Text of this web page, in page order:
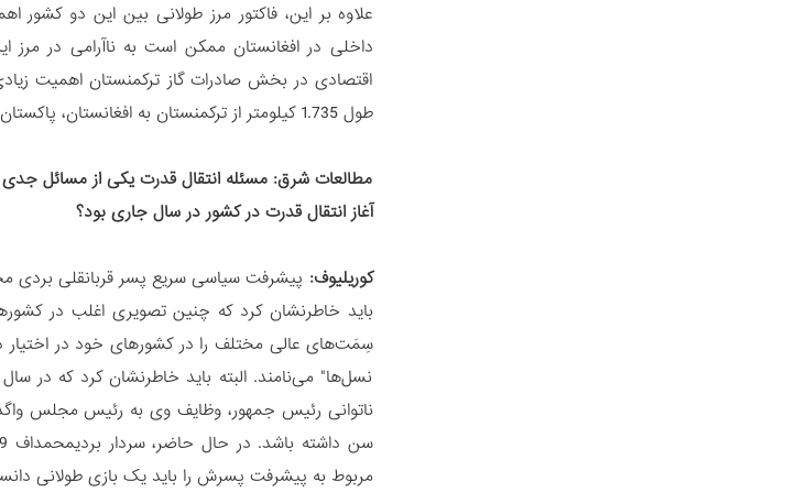
علاوه بر این، فاکتور مرز طولانی بین این دو کشور
داخلی در افغانستان ممکن است به ناآرامی در مرز
اقتصادی در بخش صادرات گاز ترکمنستان اهمیت
طول 1.735 کیلومتر از ترکمنستان به افغانستان، پاکستان و هند با سرعت زیاد در حال انجام است.
مطالعات شرق: مسئله انتقال قدرت یکی از مسائل جدی
آغاز انتقال قدرت در کشور در سال جاری بود؟
کوریلیوف: پیشرفت سیاسی سریع پسر قربانقلی بردی
باید خاطرنشان کرد که چنین تصویری اغلب در
سِمَت‌های عالی مختلف را در کشورهای خود در اختیار
نسل‌ها" می‌نامند. البته باید خاطرنشان کرد که در
مربوط به پیشرفت پسرش را باید یک بازی طولانی